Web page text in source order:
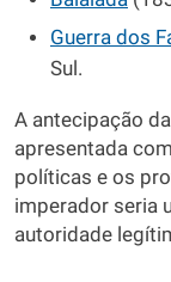
Guerra dos
Sul.
A antecipação
apresentada
políticas e os
imperador seria
autoridade